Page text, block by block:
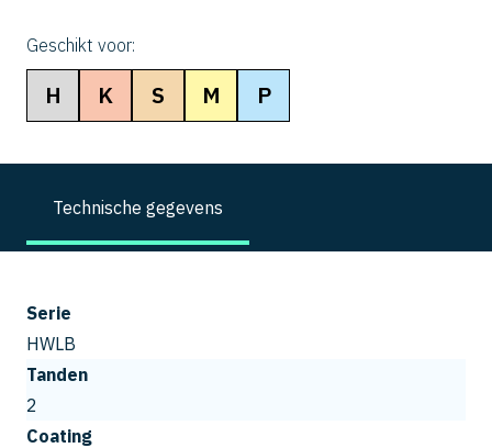
Geschikt voor:
H K S M P
Technische gegevens
Serie
HWLB
Tanden
2
Coating